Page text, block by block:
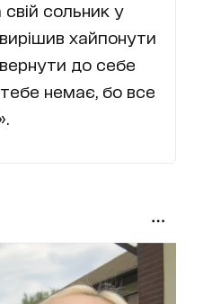
сольник у
хайпонути
до себе
тебе немає, бо все